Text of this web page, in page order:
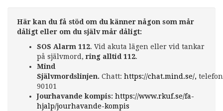
Här kan du få stöd om du känner någon som mår
dåligt eller om du själv mår dåligt:
SOS Alarm 112. Vid akuta lägen eller vid tankar
på självmord, ring alltid 112.
Mind
Självmordslinjen. Chatt: https://chat.mind.se/,
90101
Jourhavande kompis: https://www.rkuf.se/fa-
hjalp/jourhavande-kompis